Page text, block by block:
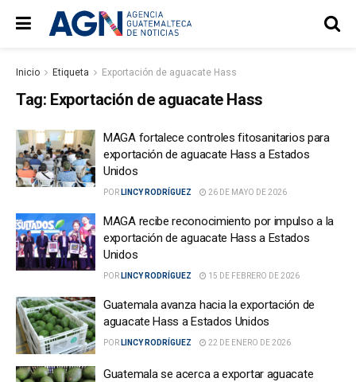
Inicio Etiqueta Exportación de aguacate Hass
Tag: Exportación de aguacate Hass
MAGA fortalece controles fitosanitarios para
exportación de aguacate Hass a Estados
Unidos
POR LINCY RODRÍGUEZ 26 DE MAYO DE 2026
MAGA recibe reconocimiento por impulso a la
exportación de aguacate Hass a Estados
Unidos
POR LINCY RODRÍGUEZ 15 DE FEBRERO DE 2026
Guatemala avanza hacia la exportación de
aguacate Hass a Estados Unidos
POR LINCY RODRÍGUEZ 22 DE ENERO DE 2026
Guatemala se acerca a exportar aguacate